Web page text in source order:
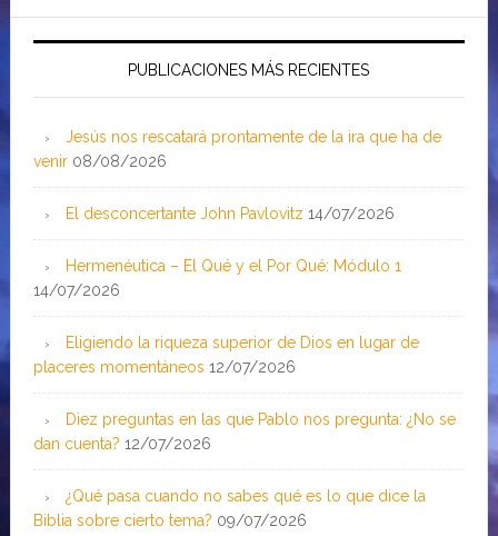
PUBLICACIONES MÁS RECIENTES
Jesús nos rescatará prontamente de la ira que ha de
venir 08/08/2026
El desconcertante John Pavlovitz 14/07/2026
Hermenéutica – El Qué y el Por Qué: Módulo 1
14/07/2026
Eligiendo la riqueza superior de Dios en lugar de
placeres momentáneos 12/07/2026
Diez preguntas en las que Pablo nos pregunta: ¿No se
dan cuenta? 12/07/2026
¿Qué pasa cuando no sabes qué es lo que dice la
Biblia sobre cierto tema? 09/07/2026